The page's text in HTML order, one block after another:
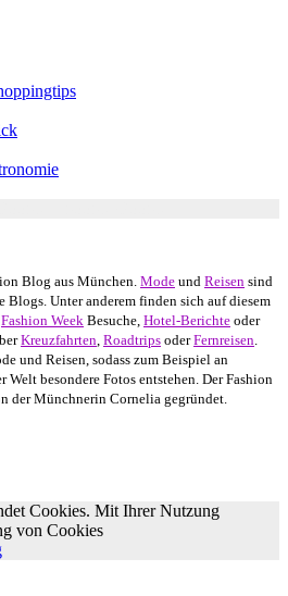
Blog aus München. Mode und Reisen sind
Blogs. Unter anderem finden sich auf diesem
Fashion Week Besuche, Hotel-Berichte oder
Kreuzfahrten, Roadtrips oderFernreisen.
und Reisen, sodass zum Beispiel an
besondere Fotos entstehen. Der Fashion
der Münchnerin Cornelia gegründet.
Cookies. Mit Ihrer Nutzung
von Cookies